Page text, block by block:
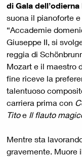
di Gala
suona il pianoforte
“Accademie
Giuseppe II, si
reggia di
Mozart e il maestro
fine riceve la
talentuoso
carriera prima con
Titoe Il flauto
Mentre sta
gravemente. Muore